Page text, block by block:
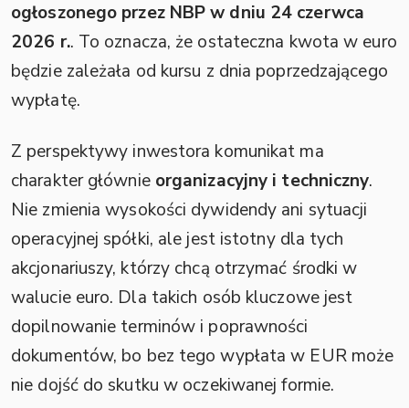
ogłoszonego przez NBP w dniu 24 czerwca
2026 r.. To oznacza, że ostateczna kwota w euro
będzie zależała od kursu z dnia poprzedzającego
wypłatę.
Z perspektywy inwestora komunikat ma
charakter głównie organizacyjny i techniczny.
Nie zmienia wysokości dywidendy ani sytuacji
operacyjnej spółki, ale jest istotny dla tych
akcjonariuszy, którzy chcą otrzymać środki w
walucie euro. Dla takich osób kluczowe jest
dopilnowanie terminów i poprawności
dokumentów, bo bez tego wypłata w EUR może
nie dojść do skutku w oczekiwanej formie.